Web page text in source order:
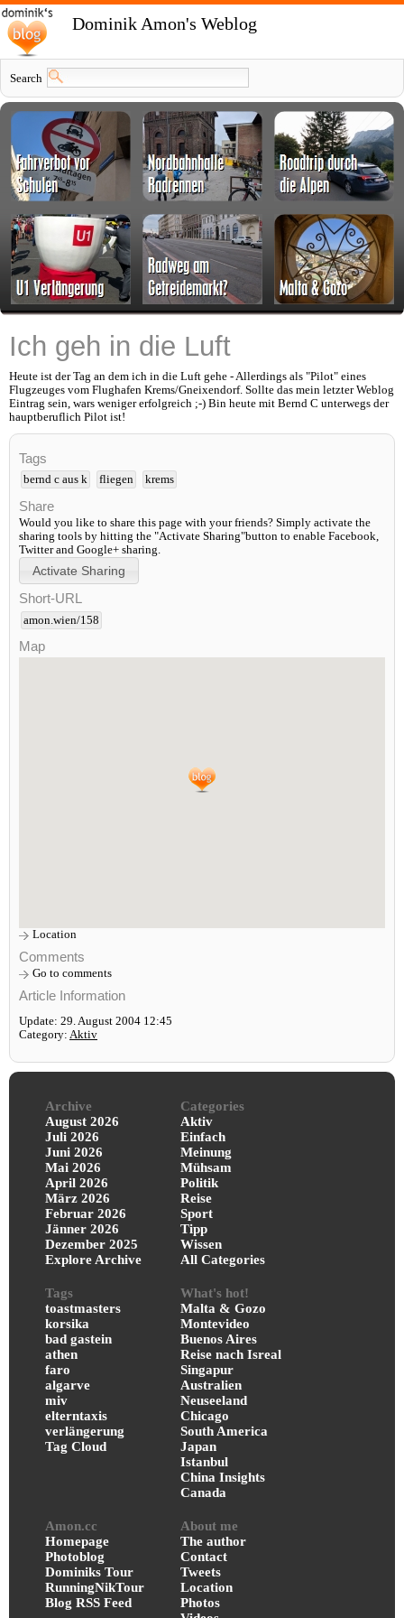
Dominik Amon's Weblog
Search
Ich geh in die Luft
Heute ist der Tag an dem ich in die Luft gehe - Allerdings als "Pilot" eines
Flugzeuges vom Flughafen Krems/Gneixendorf. Sollte das mein letzter Weblog
Eintrag sein, wars weniger erfolgreich ;-) Bin heute mit Bernd C unterwegs der
hauptberuflich Pilot ist!
Tags
bernd c aus k fliegen krems
Share
Would you like to share this page with your friends? Simply activate the
sharing tools by hitting the "Activate Sharing"button to enable Facebook,
Twitter and Google+ sharing.
Short-URL
amon.wien/158
Map
Location
Comments
Go to comments
Article Information
Update: 29. August 2004 12:45
Category: Aktiv
Archive
August 2026
Juli 2026
Juni 2026
Mai 2026
April 2026
März 2026
Februar 2026
Jänner 2026
Dezember 2025
Explore Archive
Categories
Aktiv
Einfach
Meinung
Mühsam
Politik
Reise
Sport
Tipp
Wissen
All Categories
Tags
toastmasters
korsika
bad gastein
athen
faro
algarve
miv
elterntaxis
verlängerung
Tag Cloud
What's hot!
Malta & Gozo
Montevideo
Buenos Aires
Reise nach Isreal
Singapur
Australien
Neuseeland
Chicago
South America
Japan
Istanbul
China Insights
Canada
Amon.cc
Homepage
Photoblog
Dominiks Tour
RunningNikTour
Blog RSS Feed
About me
The author
Contact
Tweets
Location
Photos